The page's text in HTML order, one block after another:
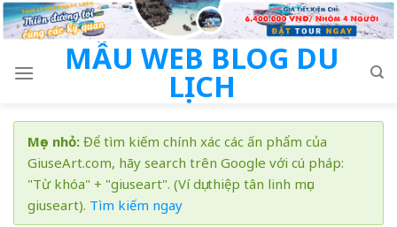
Skip
to
MẪU WEB BLOG DU
LỊCH
Mẹo nhỏ: Để tìm kiếm chính xác các ấn phẩm của
GiuseArt.com, hãy search trên Google với cú pháp:
"Từ khóa" + "giuseart". (Ví dụ: thiệp tân linh mục
giuseart). Tìm kiếm ngay